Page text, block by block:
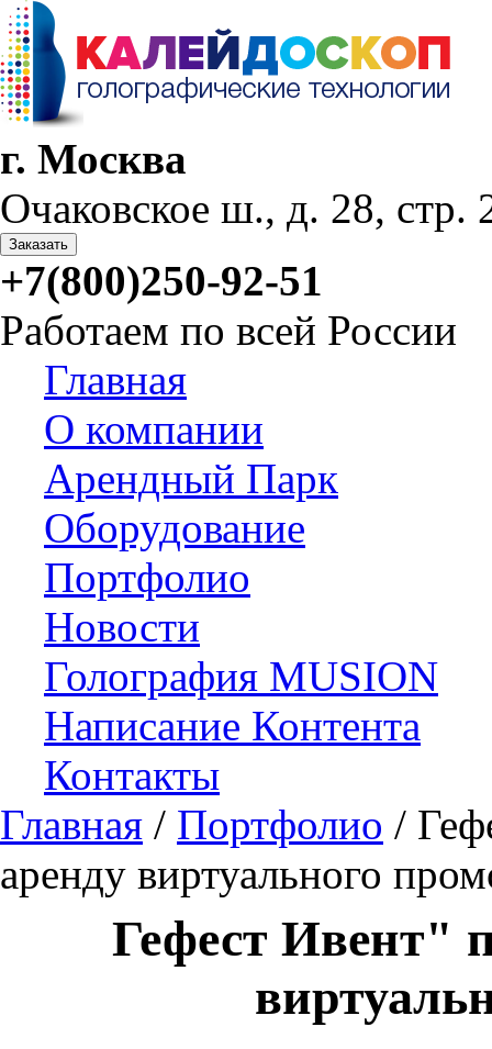
г. Москва
Очаковское ш., д. 28, стр.
Заказать
+7(800)250-92-51
Работаем по всей России
Главная
О компании
Арендный Парк
Оборудование
Портфолио
Новости
Голография MUSION
Написание Контента
Контакты
Главная / Портфолио /
аренду виртуального
Гефест Ивент"